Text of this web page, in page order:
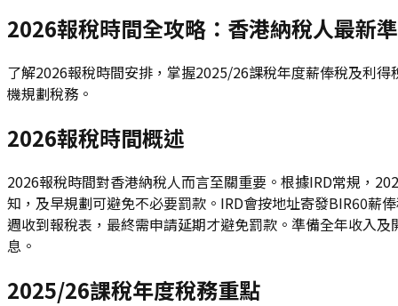
2026報稅時間全攻略：香港納稅人最新
了解2026報稅時間安排，掌握2025/26課稅年度薪俸稅及利
機規劃稅務。
2026報稅時間概述
2026報稅時間對香港納稅人而言至關重要。根據IRD常規，
知，及早規劃可避免不必要罰款。IRD會按地址寄發BIR60薪
週收到報稅表，最終需申請延期才避免罰款。準備全年收入
息。
2025/26課稅年度稅務重點